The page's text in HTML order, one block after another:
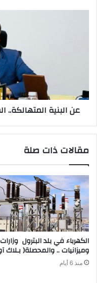
عن البنية
مقالات ذات صلة
‬وميزانيات‭ .. ‬والمحصلة‭ )‬بـلاك‭ ‬آوت)
منذ 6 أيام